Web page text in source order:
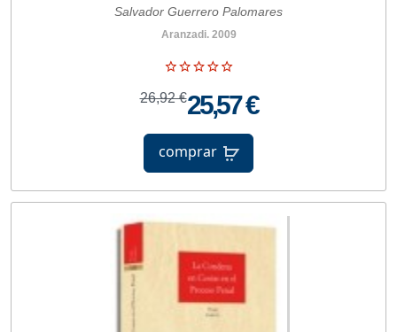
Salvador Guerrero Palomares
Aranzadi. 2009
26,92 €25,57 €
comprar